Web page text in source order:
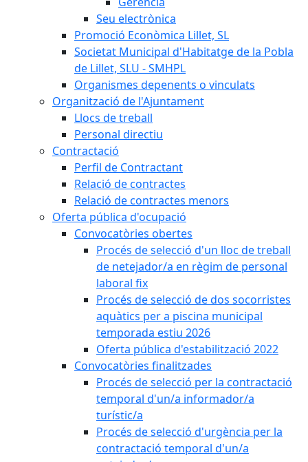
Seu electrònica
Promoció Econòmica Lillet, SL
Societat Municipal d'Habitatge de la Pobla
de Lillet, SLU - SMHPL
Organismes depenents o vinculats
Organització de l'Ajuntament
Llocs de treball
Personal directiu
Contractació
Perfil de Contractant
Relació de contractes
Relació de contractes menors
Oferta pública d'ocupació
Convocatòries obertes
Procés de selecció d'un lloc de treball
de netejador/a en règim de personal
laboral fix
Procés de selecció de dos socorristes
aquàtics per a piscina municipal
temporada estiu 2026
Oferta pública d'estabilització 2022
Convocatòries finalitzades
Procés de selecció per la contractació
temporal d'un/a informador/a
turístic/a
Procés de selecció d'urgència per la
contractació temporal d'un/a